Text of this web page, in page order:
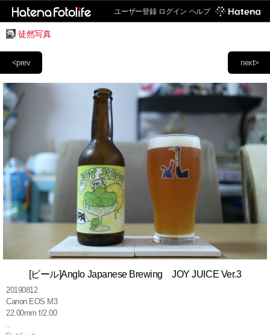
ユーザー登録 ログイン ヘルプ
徒然写真
next>
<prev
[ビール]Anglo Japanese Brewing JOY JUICE Ver.3
20190812
Canon EOS M3
22.00mm f/2.00